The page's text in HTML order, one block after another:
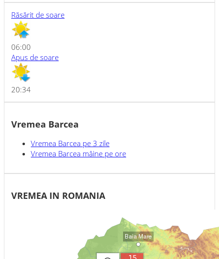
Răsărit de soare
06:00
Apus de soare
20:34
Vremea Barcea
Vremea Barcea pe 3 zile
Vremea Barcea mâine pe ore
VREMEA IN ROMANIA